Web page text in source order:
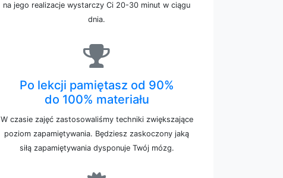
na jego realizacje wystarczy Ci 20-30 minut w ciągu
dnia.
Po lekcji pamiętasz od 90%
do 100% materiału
W czasie zajęć zastosowaliśmy techniki zwiększające
poziom zapamiętywania. Będziesz zaskoczony jaką
siłą zapamiętywania dysponuje Twój mózg.